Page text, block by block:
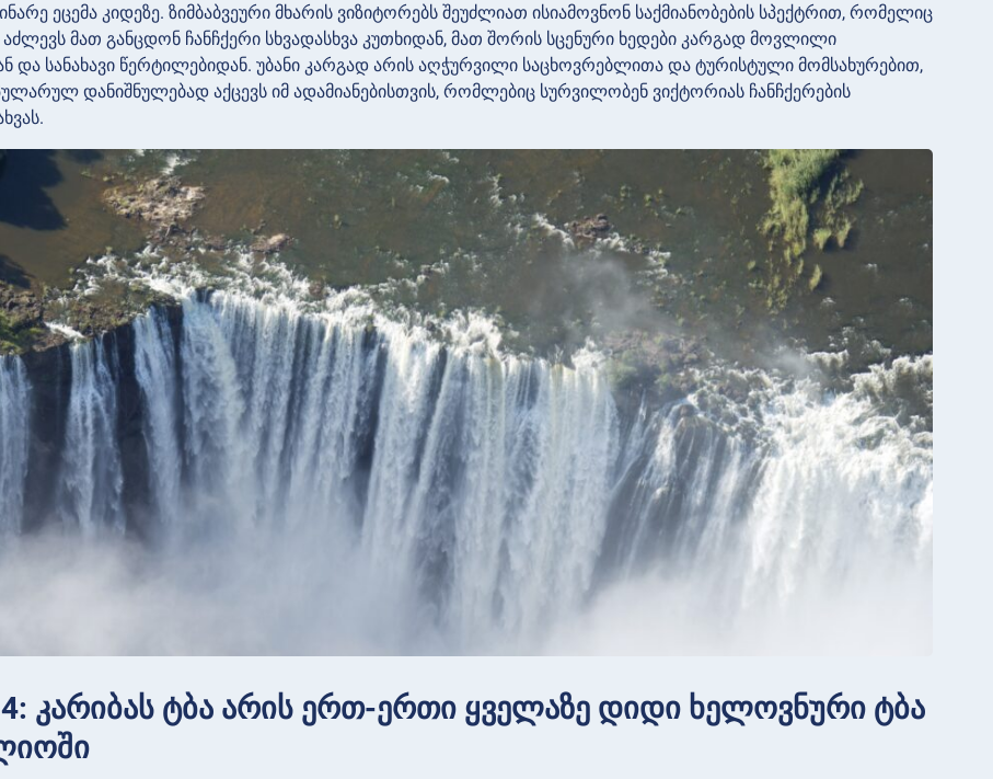
ეცემა კიდეზე. ზიმბაბვეური მხარის ვიზიტორებს შეუძლიათ ისიამოვნონ საქმიანობების სპექტრით, რომელიც
აძლევს მათ განცდონ ჩანჩქერი სხვადასხვა კუთხიდან, მათ შორის სცენური ხედები კარგად მოვლილი
და სანახავი წერტილებიდან. უბანი კარგად არის აღჭურვილი საცხოვრებლითა და ტურისტული მომსახურებით,
დანიშნულებად აქცევს იმ ადამიანებისთვის, რომლებიც სურვილობენ ვიქტორიას ჩანჩქერების
კარიბას ტბა არის ერთ-ერთი ყველაზე დიდი ხელოვნური ტბა